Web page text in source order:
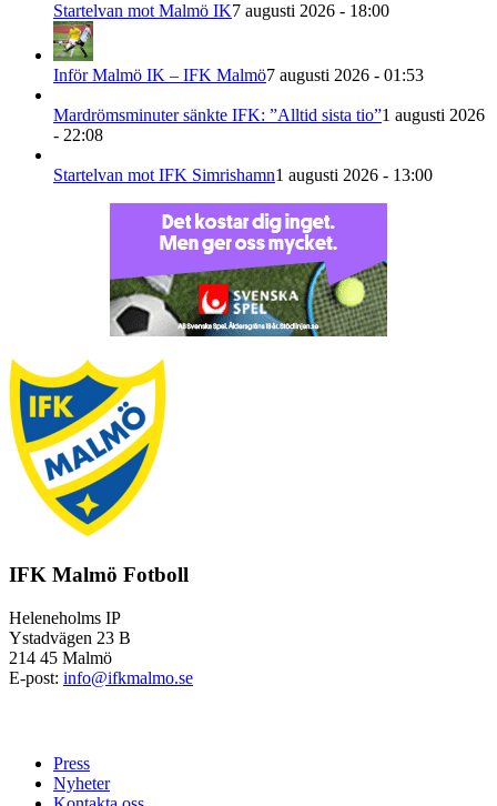
Startelvan mot Malmö IK7 augusti 2026 - 18:00
Inför Malmö IK – IFK Malmö7 augusti 2026 - 01:53
Mardrömsminuter sänkte IFK: ”Alltid sista tio”1 augusti 2026
- 22:08
Startelvan mot IFK Simrishamn1 augusti 2026 - 13:00
IFK Malmö Fotboll
Heleneholms IP
Ystadvägen 23 B
214 45 Malmö
E-post: info@ifkmalmo.se
Press
Nyheter